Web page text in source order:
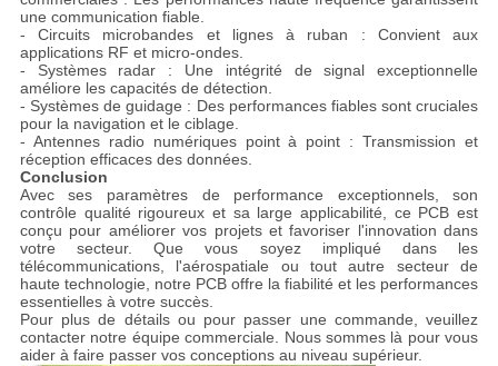
une communication fiable.
- Circuits microbandes et lignes à ruban : Convient aux
applications RF et micro-ondes.
- Systèmes radar : Une intégrité de signal exceptionnelle
améliore les capacités de détection.
- Systèmes de guidage : Des performances fiables sont cruciales
pour la navigation et le ciblage.
- Antennes radio numériques point à point : Transmission et
réception efficaces des données.
Conclusion
Avec ses paramètres de performance exceptionnels, son
contrôle qualité rigoureux et sa large applicabilité, ce PCB est
conçu pour améliorer vos projets et favoriser l'innovation dans
votre secteur. Que vous soyez impliqué dans les
télécommunications, l'aérospatiale ou tout autre secteur de
haute technologie, notre PCB offre la fiabilité et les performances
essentielles à votre succès.
Pour plus de détails ou pour passer une commande, veuillez
contacter notre équipe commerciale. Nous sommes là pour vous
aider à faire passer vos conceptions au niveau supérieur.